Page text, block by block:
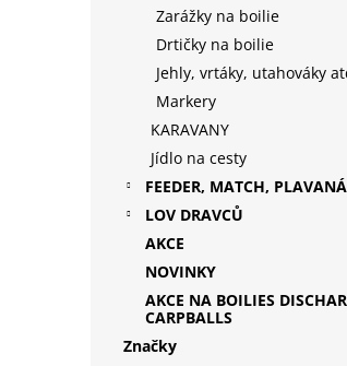
Zarážky na boilie
Drtičky na boilie
Jehly, vrtáky, utahováky
Markery
KARAVANY
Jídlo na cesty
FEEDER, MATCH, PLAVANÁ
LOV DRAVCŮ
AKCE
NOVINKY
AKCE NA BOILIES
CARPBALLS
Značky